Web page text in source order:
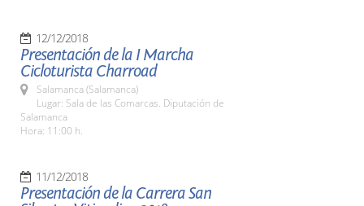
12/12/2018
Presentación de la I Marcha
Cicloturista Charroad
Salamanca (Salamanca)
Lugar: Sala de las Comarcas. Diputación de
Salamanca
Hora: 11:00 h.
11/12/2018
Presentación de la Carrera San